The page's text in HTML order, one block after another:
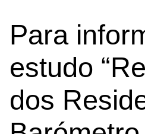
Para
estudo
dos